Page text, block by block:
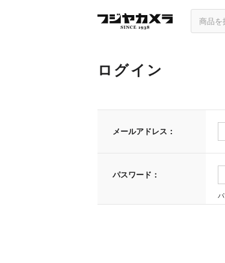
ログイン
メールアドレス：
パスワード：